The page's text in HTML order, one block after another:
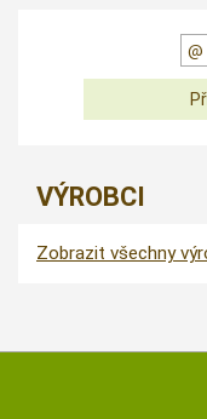
VÝROBCI
Zobrazit všechny